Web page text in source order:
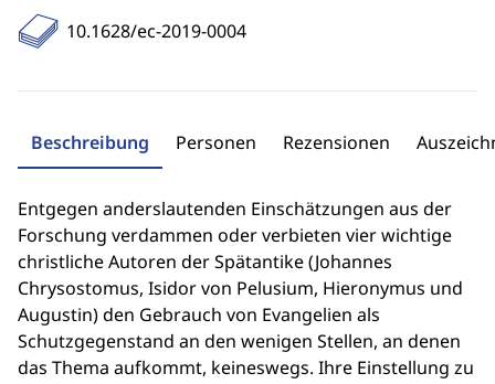
10.1628/ec-2019-0004
Beschreibung Personen Rezensionen
Entgegen anderslautenden Einschätzungen aus der
Forschung verdammen oder verbieten vier wichtige
christliche Autoren der Spätantike (Johannes
Chrysostomus, Isidor von Pelusium, Hieronymus und
Augustin) den Gebrauch von Evangelien als
Schutzgegenstand an den wenigen Stellen, an denen
das Thema aufkommt, keineswegs. Ihre Einstellung zu